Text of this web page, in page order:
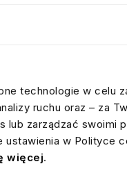
technologie w celu
ruchu oraz – za
zarządzać swoimi
w Polityce
więcej.